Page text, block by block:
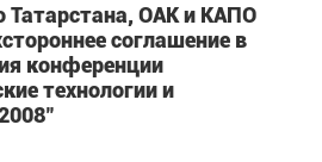
Татарстана, ОАК и КАПО
соглашение в
конференции
технологии и